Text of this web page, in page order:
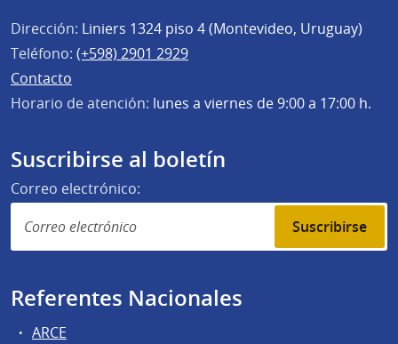
Dirección: Liniers 1324 piso 4 (Montevideo, Uruguay)
Teléfono: (+598) 2901 2929
Contacto
Horario de atención: lunes a viernes de 9:00 a 17:00 h.
Suscribirse al boletín
Correo electrónico:
Suscribirse
Referentes Nacionales
ARCE